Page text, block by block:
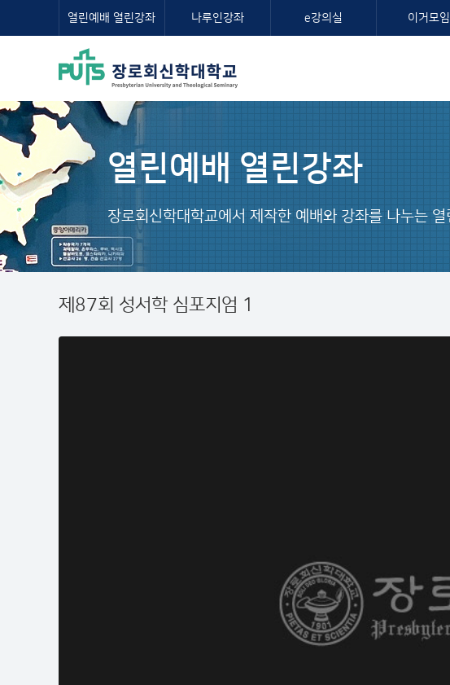
열린예배 열린강좌 나루인강좌 e강의실 이거모임
열린예배 열린강좌
장로회신학대학교에서 제작한 예배와 강좌를 나누는 열
제87회 성서학 심포지엄 1